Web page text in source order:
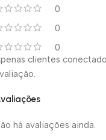
0
0
0
há avaliações ainda.
clientes